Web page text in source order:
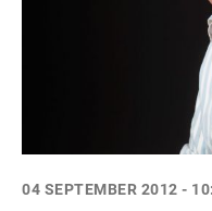
04 SEPTEMBER 2012 -